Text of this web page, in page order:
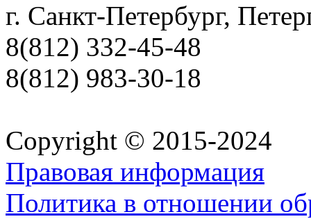
г. Санкт-Петербург,
8(812) 332-45-48
8(812) 983-30-18
Copyright © 2015-2024
Правовая информация
Политика в отношении